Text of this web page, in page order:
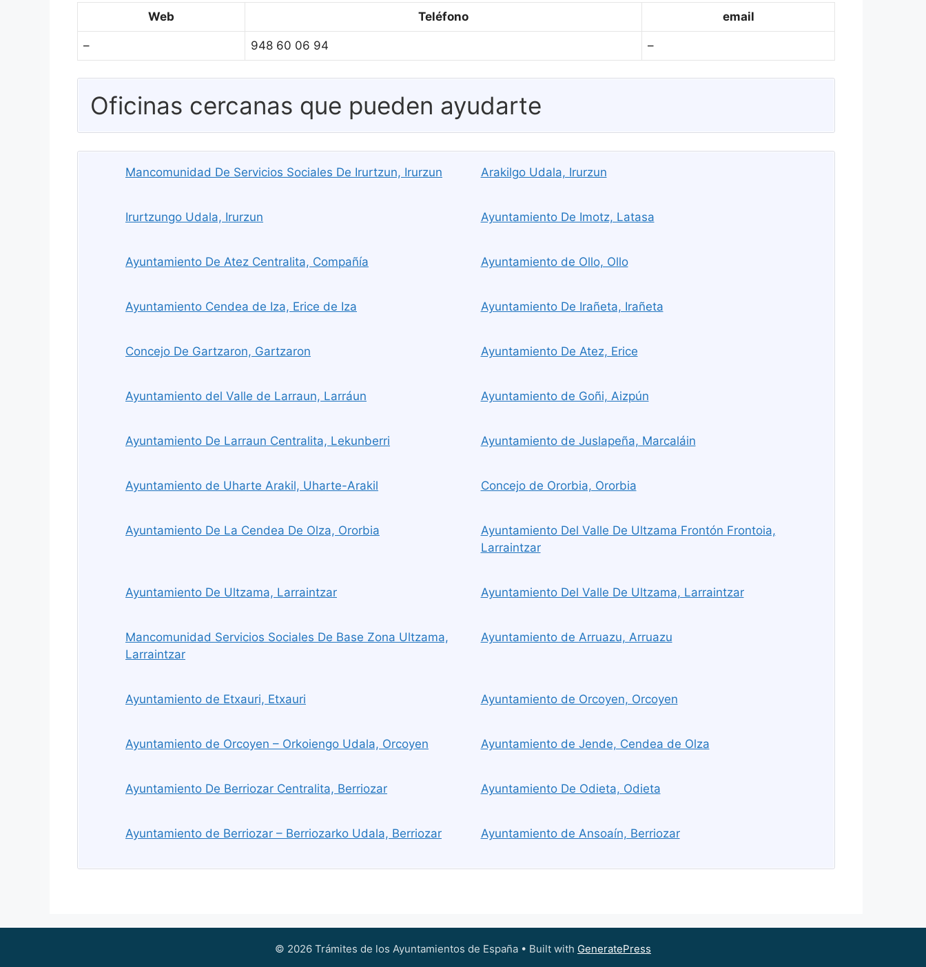
Web Teléfono email
– 948 60 06 94 –
Oficinas cercanas que pueden ayudarte
Mancomunidad De Servicios Sociales De Irurtzun, Irurzun Arakilgo Udala, Irurzun
Irurtzungo Udala, Irurzun Ayuntamiento De Imotz, Latasa
Ayuntamiento De Atez Centralita, Compañía Ayuntamiento de Ollo, Ollo
Ayuntamiento Cendea de Iza, Erice de Iza Ayuntamiento De Irañeta, Irañeta
Concejo De Gartzaron, Gartzaron Ayuntamiento De Atez, Erice
Ayuntamiento del Valle de Larraun, Larráun Ayuntamiento de Goñi, Aizpún
Ayuntamiento De Larraun Centralita, Lekunberri Ayuntamiento de Juslapeña, Marcaláin
Ayuntamiento de Uharte Arakil, Uharte-Arakil Concejo de Ororbia, Ororbia
Ayuntamiento De La Cendea De Olza, Ororbia
Ayuntamiento Del Valle De Ultzama Frontón Frontoia,
Larraintzar
Ayuntamiento De Ultzama, Larraintzar Ayuntamiento Del Valle De Ultzama, Larraintzar
Mancomunidad Servicios Sociales De Base Zona Ultzama,
Larraintzar
Ayuntamiento de Arruazu, Arruazu
Ayuntamiento de Etxauri, Etxauri Ayuntamiento de Orcoyen, Orcoyen
Ayuntamiento de Orcoyen – Orkoiengo Udala, Orcoyen Ayuntamiento de Jende, Cendea de Olza
Ayuntamiento De Berriozar Centralita, Berriozar Ayuntamiento De Odieta, Odieta
Ayuntamiento de Berriozar – Berriozarko Udala, Berriozar Ayuntamiento de Ansoaín, Berriozar
© 2026 Trámites de los Ayuntamientos de España • Built with GeneratePress